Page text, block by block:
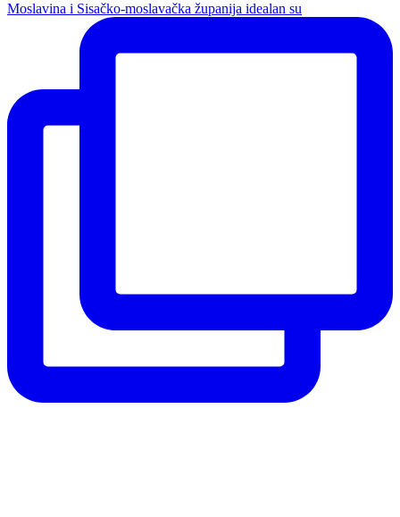
Moslavina i Sisačko-moslavačka županija idealan su